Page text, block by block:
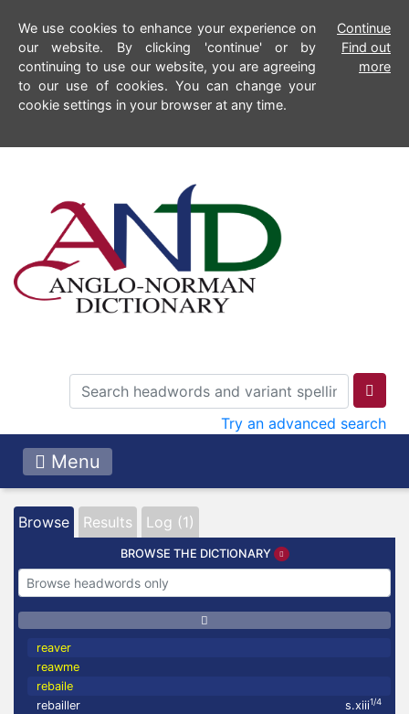
We use cookies to enhance your experience on
our website. By clicking 'continue' or by
continuing to use our website, you are agreeing
to our use of cookies. You can change your
cookie settings in your browser at any time.
Continue
Find out
more
Try an advanced search
Menu
Browse Results Log (1)
BROWSE THE DICTIONARY
reaver
reawme
rebaile
rebailler
s.xiii1/4